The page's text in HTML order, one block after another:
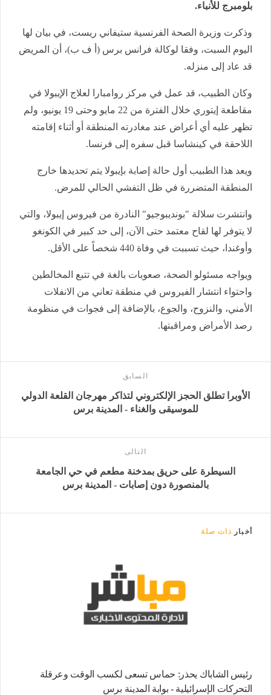
بلومبرج للأنباء.
وذكرت وزيرة الصحة الفرنسية ستيفاني ريست، في بيان لها
اليوم السبت، وفقا لوكالة فرانس برس (أ ف ب)، أن المريض
قد عاد إلى منزله.
وكان الطبيب، قد عمل في مركز روامبارا لعلاج الإيبولا في
مقاطعة إيتوري خلال الفترة من 22 مايو وحتى 19 يونيو، ولم
تظهر عليه أي أعراض عند مغادرته المنطقة أو أثناء إقامته
اللاحقة في كينشاسا قبل سفره إلى فرنسا.
ويعد هذا الطبيب أول حالة إصابة بإيبولا يتم تحديدها خارج
المنطقة المتضررة في ظل التفشي الحالي للمرض.
وانتشرت سلالة "بونديبوجيو" النادرة من فيروس إيبولا، والتي
لا يتوفر لها لقاح معتمد حتى الآن، إلى حد كبير في الكونغو
وأوغندا، حيث تسببت في وفاة 440 شخصاً على الأقل.
ويواجه مسئولو الصحة، صعوبات بالغة في تتبع المخالطين
واحتواء انتشار الفيروس في منطقة تعاني من الانفلات
الأمني، والنزوح، والجوع، بالإضافة إلى فجوات في منظومة
رصد الأمراض ومراقبتها.
السابق
الأوبرا تطلق الحجز الإلكتروني لتذاكر مهرجان القلعة الدولي
للموسيقى والغناء - المدينة برس
التالى
السيطرة على حريق بمدخنة مطعم في حي الجامعة
بالمنصورة دون إصابات - المدينة برس
أخبار ذات صلة
رئيس الشاباك يحذر: حماس تسعى لكسب الوقت وعرقلة
التحركات الإسرائيلية - بوابة المدينة برس